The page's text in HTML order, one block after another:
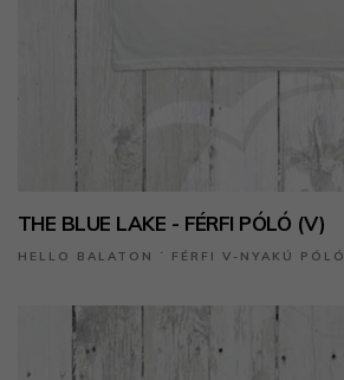
THE BLUE LAKE - FÉRFI PÓLÓ (V)
HELLO BALATON ˙ FÉRFI V-NYAKÚ PÓLÓ